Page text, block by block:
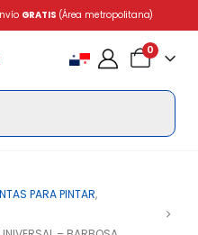
GRATIS (Área metropolitana)
0
PARA PINTAR,